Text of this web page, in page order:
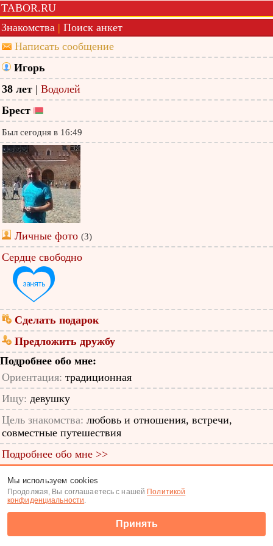
TABOR.RU
Знакомства | Поиск анкет
Написать сообщение
Игорь
38 лет | Водолей
Брест
Был сегодня в 16:49
Личные фото (3)
Сердце свободно
Сделать подарок
Предложить дружбу
Подробнее обо мне:
Ориентация: традиционная
Ищу: девушку
Цель знакомства: любовь и отношения, встречи,
совместные путешествия
Подробнее обо мне >>
ID анкеты: 11293887
Знакомства|Поиск анкет
Мы используем cookies
Продолжая, Вы соглашаетесь с нашей Политикой
конфиденциальности.
Принять